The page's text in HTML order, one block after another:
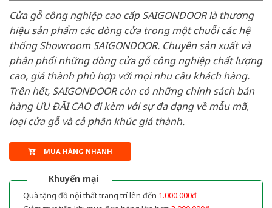
Cửa gỗ công nghiệp cao cấp SAIGONDOOR là thương
hiệu sản phẩm các dòng cửa trong một chuỗi các hệ
thống Showroom SAIGONDOOR. Chuyên sản xuất và
phân phối những dòng cửa gỗ công nghiệp chất lượng
cao, giá thành phù hợp với mọi nhu cầu khách hàng.
Trên hết, SAIGONDOOR còn có những chính sách bán
hàng ƯU ĐÃI CAO đi kèm với sự đa dạng về mẫu mã,
loại cửa gỗ và cả phân khúc giá thành.
MUA HÀNG NHANH
Khuyến mại
Quà tặng đồ nội thất trang trí lên đến 1.000.000đ